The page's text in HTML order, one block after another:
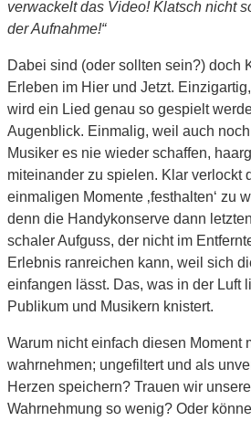
verwackelt das Video! Klatsch nicht
der Aufnahme!“
Dabei sind (oder sollten sein?) doch
Erleben im Hier und Jetzt.
wird ein Lied genau so gespielt
Augenblick. Einmalig, weil auch
Musiker es nie wieder schaffen,
miteinander zu spielen. Klar verlockt
einmaligen Momente ‚festhalten‘ zu
denn die Handykonserve dann
schaler Aufguss, der nicht im
Erlebnis ranreichen kann, weil sich
einfangen lässt. Das, was in der Luft
Publikum und Musikern knistert.
Warum nicht einfach diesen Moment
wahrnehmen; ungefiltert und als
Herzen speichern? Trauen wir
Wahrnehmung so wenig? Oder